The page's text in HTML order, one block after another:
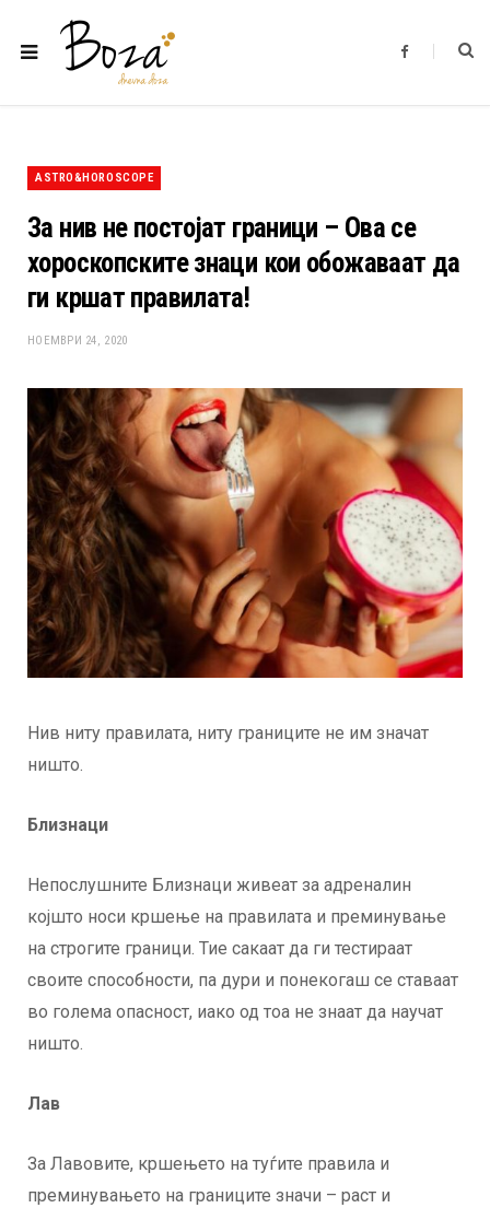
F
b
ASTRO&HOROSCOPE
За нив не постојат граници – Ова се
хороскопските знаци кои обожаваат да
ги кршат правилата!
НОЕМВРИ 24, 2020
Нив ниту правилата, ниту границите не им значат
ништо.
Близнаци
Непослушните Близнаци живеат за адреналин
којшто носи кршење на правилата и преминување
на строгите граници. Тие сакаат да ги тестираат
своите способности, па дури и понекогаш се ставаат
во голема опасност, иако од тоа не знаат да научат
ништо.
Лав
За Лавовите, кршењето на туѓите правила и
преминувањето на границите значи – раст и